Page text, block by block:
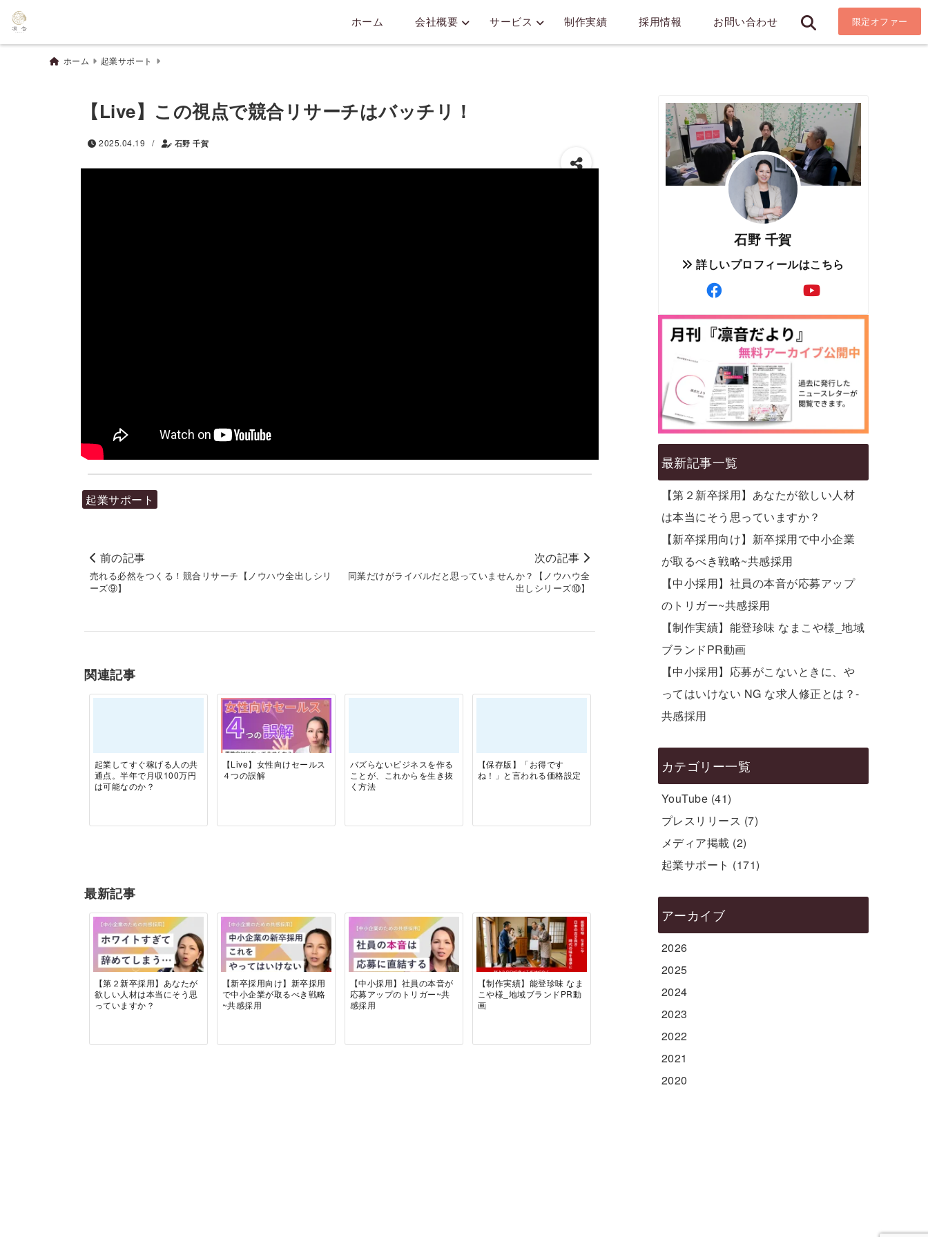
ホーム 会社概要 サービス 制作実績 採用情報 お問い合わせ 限定オファー
ホーム 起業サポート
【Live】この視点で競合リサーチはバッチリ！
2025.04.19 / 石野 千賀
起業サポート
前の記事
売れる必然をつくる！競合リサーチ【ノウハウ全出しシリ
ーズ⑨】
次の記事
同業だけがライバルだと思っていませんか？【ノウハウ全
出しシリーズ⑩】
関連記事
起業してすぐ稼げる人の共
通点。半年で月収100万円
は可能なのか？
【Live】女性向けセールス
４つの誤解
バズらないビジネスを作る
ことが、これからを生き抜
く方法
【保存版】「お得です
ね！」と言われる価格設定
最新記事
【第２新卒採用】あなたが
欲しい人材は本当にそう思
っていますか？
【新卒採用向け】新卒採用
で中小企業が取るべき戦略
~共感採用
【中小採用】社員の本音が
応募アップのトリガー~共
感採用
【制作実績】能登珍味 なま
こや様_地域ブランドPR動
画
石野 千賀
詳しいプロフィールはこちら
最新記事一覧
【第２新卒採用】あなたが欲しい人材
は本当にそう思っていますか？
【新卒採用向け】新卒採用で中小企業
が取るべき戦略~共感採用
【中小採用】社員の本音が応募アップ
のトリガー~共感採用
【制作実績】能登珍味 なまこや様_地域
ブランドPR動画
【中小採用】応募がこないときに、や
ってはいけない NG な求人修正とは？-
共感採用
カテゴリー一覧
YouTube (41)
プレスリリース (7)
メディア掲載 (2)
起業サポート (171)
アーカイブ
2026
2025
2024
2023
2022
2021
2020